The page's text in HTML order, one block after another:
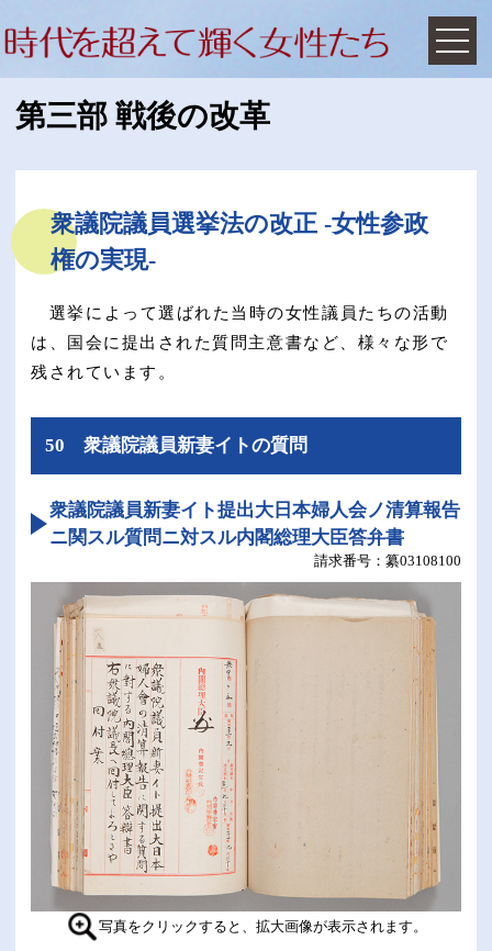
第三部 戦後の改革
衆議院議員選挙法の改正 -女性参政
権の実現-
選挙によって選ばれた当時の女性議員たちの活動
は、国会に提出された質問主意書など、様々な形で
残されています。
50 衆議院議員新妻イトの質問
衆議院議員新妻イト提出大日本婦人会ノ清算報告
ニ関スル質問ニ対スル内閣総理大臣答弁書
纂03108100
写真をクリックすると、拡大画像が表示されます。